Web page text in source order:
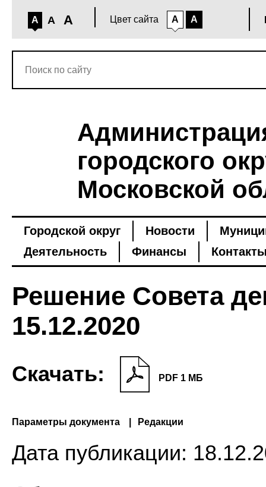
A A A Цвет сайта A A
городского
Московской
Городской округ Новости
Деятельность
Финансы
Решение Совета
15.12.2020
Скачать: PDF 1 МБ
Параметры документа Редакции
Дата публикации: